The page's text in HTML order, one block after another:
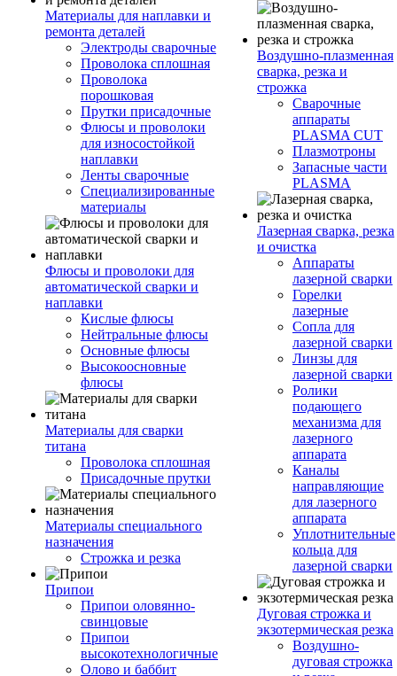
Материалы для наплавки и
ремонта деталей
Электроды сварочные
Проволока сплошная
Проволока
порошковая
Прутки присадочные
Флюсы и проволоки
для износостойкой
наплавки
Ленты сварочные
Специализированные
материалы
Флюсы и проволоки для
автоматической сварки и
наплавки
Кислые флюсы
Нейтральные флюсы
Основные флюсы
Высокоосновные
флюсы
Материалы для сварки
титана
Проволока сплошная
Присадочные прутки
Материалы специального
назначения
Строжка и резка
Припои
Припои оловянно-
свинцовые
Припои
высокотехнологичные
Олово и баббит
Воздушно-плазменная
сварка, резка и
строжка
Сварочные
аппараты
PLASMA CUT
Плазмотроны
Запасные части
PLASMA
Лазерная сварка, резка
и очистка
Аппараты
лазерной сварки
Горелки
лазерные
Сопла для
лазерной сварки
Линзы для
лазерной сварки
Ролики
подающего
механизма для
лазерного
аппарата
Каналы
направляющие
для лазерного
аппарата
Уплотнительные
кольца для
лазерной сварки
Дуговая строжка и
экзотермическая резка
Воздушно-
дуговая строжка